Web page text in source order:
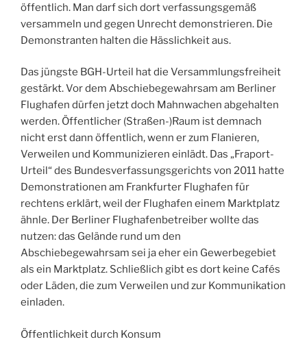
öffentlich. Man darf sich dort verfassungsgemäß
versammeln und gegen Unrecht demonstrieren. Die
Demonstranten halten die Hässlichkeit aus.
Das jüngste BGH-Urteil hat die Versammlungsfreiheit
gestärkt. Vor dem Abschiebegewahrsam am Berliner
Flughafen dürfen jetzt doch Mahnwachen abgehalten
werden. Öffentlicher (Straßen-)Raum ist demnach
nicht erst dann öffentlich, wenn er zum Flanieren,
Verweilen und Kommunizieren einlädt. Das „Fraport-
Urteil“ des Bundesverfassungsgerichts von 2011 hatte
Demonstrationen am Frankfurter Flughafen für
rechtens erklärt, weil der Flughafen einem Marktplatz
ähnle. Der Berliner Flughafenbetreiber wollte das
nutzen: das Gelände rund um den
Abschiebegewahrsam sei ja eher ein Gewerbegebiet
als ein Marktplatz. Schließlich gibt es dort keine Cafés
oder Läden, die zum Verweilen und zur Kommunikation
einladen.
Öffentlichkeit durch Konsum